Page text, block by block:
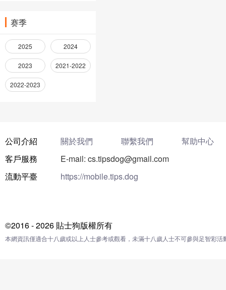
赛季
2025 2024
2023 2021-2022
2022-2023
公司介紹 關於我們 聯繫我們
幫助中心
客戶服務
E-mail: cs.tipsdog@gmail.com
流動平臺
https://mobile.tips.dog
©2016 - 2026 貼士狗版權所有
本網資訊僅適合十八歲或以上人士參考或觀看，未滿十八歲人士不可參與足智彩